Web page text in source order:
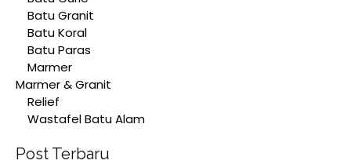
Batu Granit
Batu Koral
Batu Paras
Marmer
Marmer & Granit
Relief
Wastafel Batu Alam
Post Terbaru